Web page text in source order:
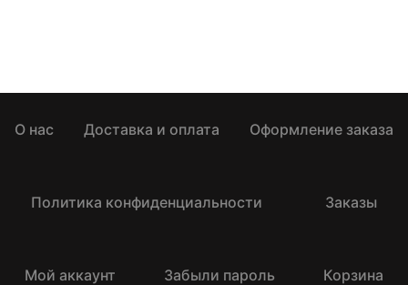
О нас Доставка и оплата Оформление заказа
Политика конфиденциальности Заказы
Мой аккаунт Забыли пароль
Корзина